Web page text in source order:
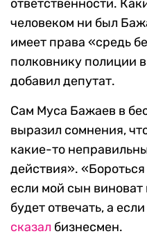
ответственности.
человеком ни был
имеет права «средь
полковнику полиции
добавил депутат.
Сам Муса Бажаев в
выразил сомнения,
какие-то
действия».
если мой сын
будет отвечать, а
сказал бизнесмен.